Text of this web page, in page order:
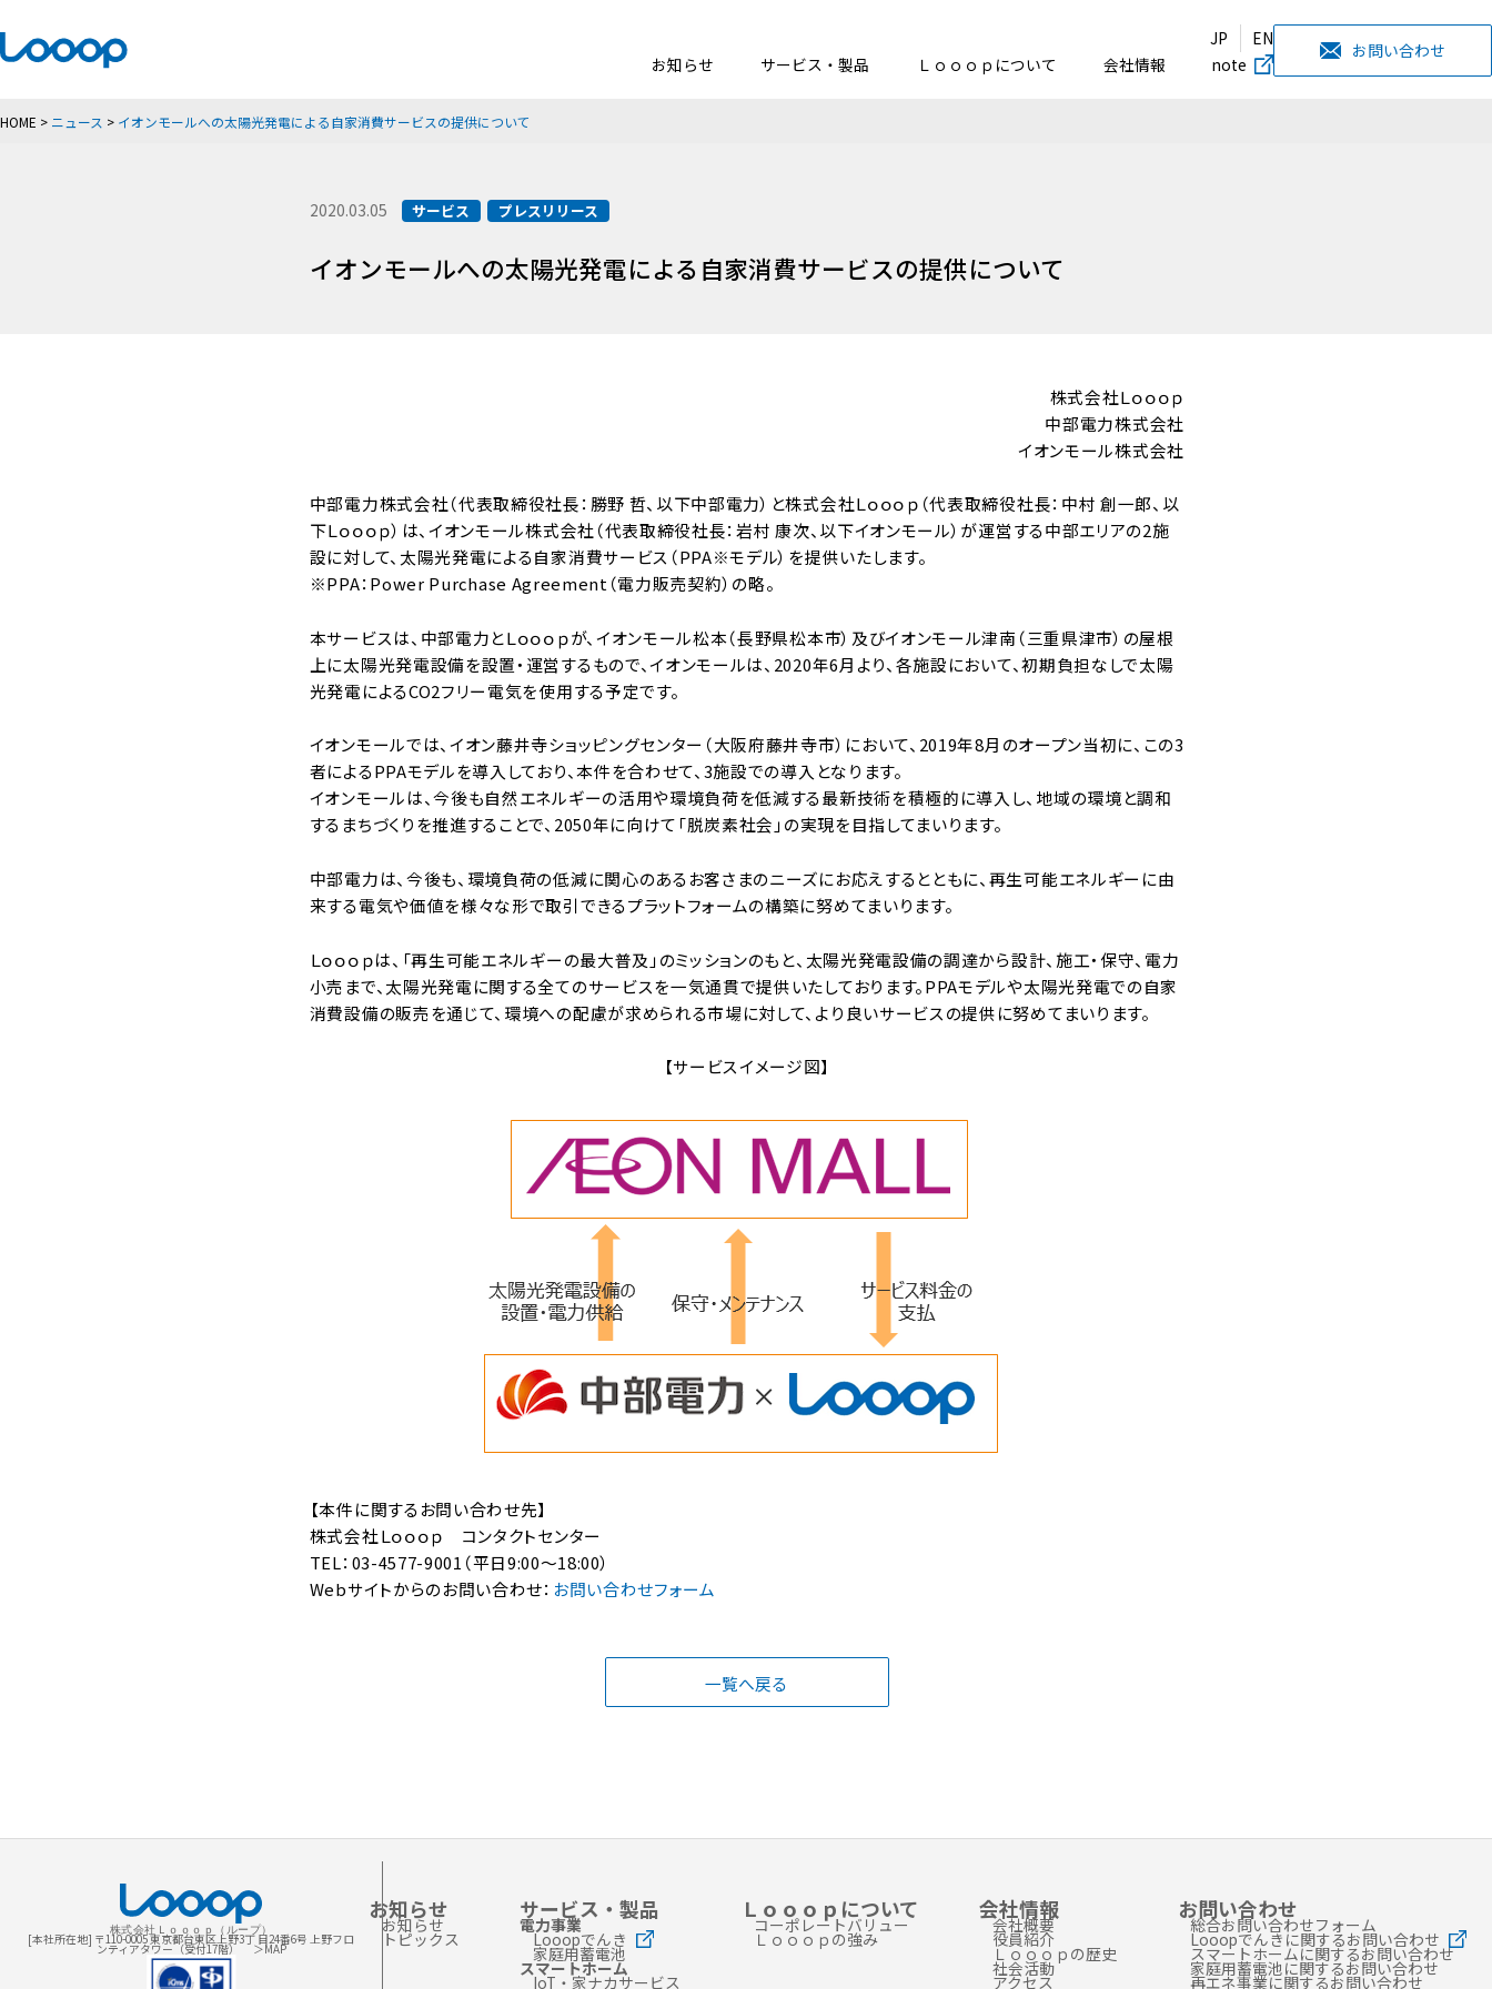
JP
EN
お知らせ
サービス・製品 Ｌｏｏｏｐについて 会社情報 note
お問い合わせ
HOME > ニュース > イオンモールへの太陽光発電による自家消費サービスの提供について
2020.03.05 サービス プレスリリース
イオンモールへの太陽光発電による自家消費サービスの提供について
株式会社Ｌｏｏｏｐ
中部電力株式会社
イオンモール株式会社
中部電力株式会社（代表取締役社長：勝野 哲、以下中部電力）と株式会社Ｌｏｏｏｐ（代表取締役社長：中村 創一郎、以
下Ｌｏｏｏｐ）は、イオンモール株式会社（代表取締役社長：岩村 康次、以下イオンモール）が運営する中部エリアの2施
設に対して、太陽光発電による自家消費サービス（PPA※モデル）を提供いたします。
※PPA：Power Purchase Agreement（電力販売契約）の略。
本サービスは、中部電力とＬｏｏｏｐが、イオンモール松本（長野県松本市）及びイオンモール津南（三重県津市）の屋根
上に太陽光発電設備を設置・運営するもので、イオンモールは、2020年6月より、各施設において、初期負担なしで太陽
光発電によるCO2フリー電気を使用する予定です。
イオンモールでは、イオン藤井寺ショッピングセンター（大阪府藤井寺市）において、2019年8月のオープン当初に、この3
者によるPPAモデルを導入しており、本件を合わせて、3施設での導入となります。
イオンモールは、今後も自然エネルギーの活用や環境負荷を低減する最新技術を積極的に導入し、地域の環境と調和
するまちづくりを推進することで、2050年に向けて「脱炭素社会」の実現を目指してまいります。
中部電力は、今後も、環境負荷の低減に関心のあるお客さまのニーズにお応えするとともに、再生可能エネルギーに由
来する電気や価値を様々な形で取引できるプラットフォームの構築に努めてまいります。
Ｌｏｏｏｐは、「再生可能エネルギーの最大普及」のミッションのもと、太陽光発電設備の調達から設計、施工・保守、電力
小売まで、太陽光発電に関する全てのサービスを一気通貫で提供いたしております。PPAモデルや太陽光発電での自家
消費設備の販売を通じて、環境への配慮が求められる市場に対して、より良いサービスの提供に努めてまいります。
【サービスイメージ図】
【本件に関するお問い合わせ先】
株式会社Ｌｏｏｏｐ コンタクトセンター
TEL：03-4577-9001（平日9:00～18:00）
Webサイトからのお問い合わせ： お問い合わせフォーム
一覧へ戻る
株式会社Ｌｏｏｏｐ（ループ）
[本社所在地] 〒110-0005 東京都台東区上野3丁 目24番6号 上野フロ
ンティアタワー（受付17階） ＞MAP
お知らせ
お知らせ
トピックス
サービス・製品
電力事業
Looopでんき
家庭用蓄電池
スマートホーム
IoT・家ナカサービス
Ｌｏｏｏｐについて
コーポレートバリュー
Ｌｏｏｏｐの強み
会社情報
会社概要
役員紹介
Ｌｏｏｏｐの歴史
社会活動
アクセス
お問い合わせ
総合お問い合わせフォーム
Looopでんきに関するお問い合わせ
スマートホームに関するお問い合わせ
家庭用蓄電池に関するお問い合わせ
再エネ事業に関するお問い合わせ